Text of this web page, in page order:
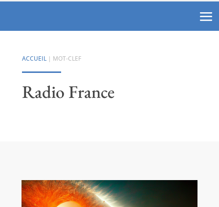
ACCUEIL| MOT-CLEF
Radio France